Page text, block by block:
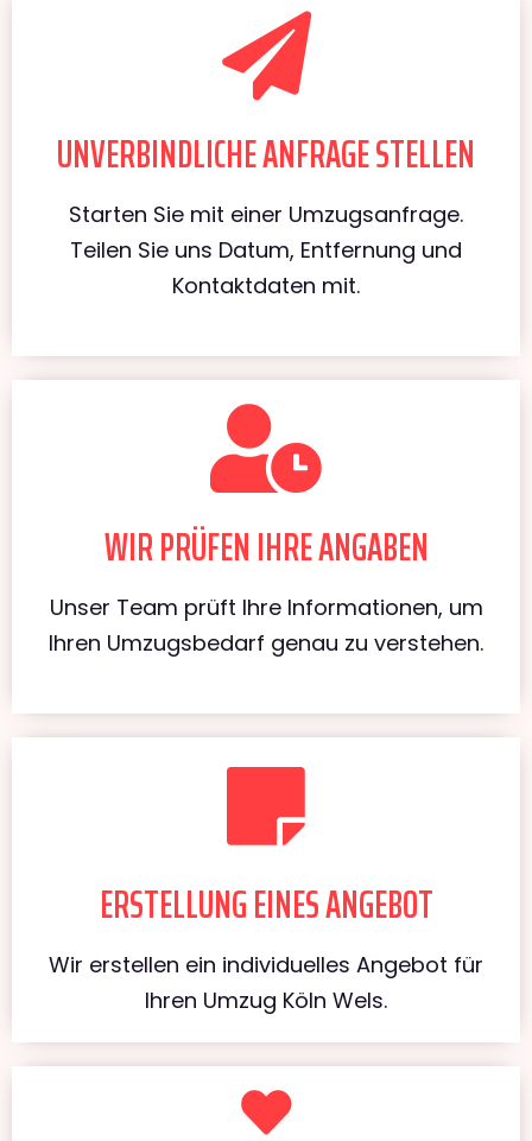
UNVERBINDLICHE ANFRAGE STELLEN
Starten Sie mit einer Umzugsanfrage.
Teilen Sie uns Datum, Entfernung und
Kontaktdaten mit.
WIR PRÜFEN IHRE ANGABEN
Unser Team prüft Ihre Informationen, um
Ihren Umzugsbedarf genau zu verstehen.
ERSTELLUNG EINES ANGEBOT
Wir erstellen ein individuelles Angebot für
Ihren Umzug Köln Wels.